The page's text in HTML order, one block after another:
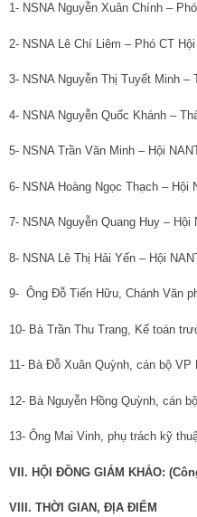
1- NSNA Nguyễn Xuân Chính –
2- NSNA Lê Chí Liêm – Phó CT
3- NSNA Nguyễn Thị Tuyết Minh –
4- NSNA Nguyễn Quốc Khánh –
5- NSNA Trần Văn Minh – Hội
6- NSNA Hoàng Ngọc Thạch – Hội
7- NSNA Nguyễn Quang Huy – Hội
8- NSNA Lê Thị Hải Yến – Hội
9- Ông Đỗ Tiến Hữu, Chánh Văn
10- Bà Trần Thu Trang, Kế toán
11- Bà Đỗ Xuân Quỳnh, cán bộ VP
12- Bà Nguyễn Hồng Quỳnh, cán
13- Ông Mai Vinh, phụ trách kỹ
VII. HỘI ĐỒNG GIÁM KHẢO:
VIII. THỜI GIAN, ĐỊA ĐIỂM